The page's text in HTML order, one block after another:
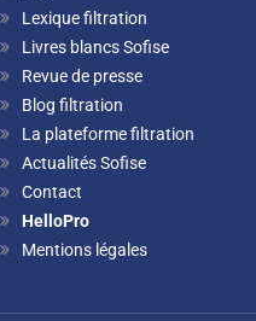
Lexique filtration
Livres blancs Sofise
Revue de presse
Blog filtration
La plateforme filtration
Actualités Sofise
Contact
HelloPro
Mentions légales